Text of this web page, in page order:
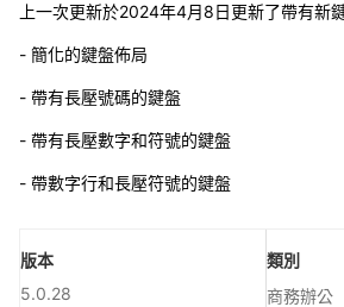
上一次更新於2024年4月8日更新了帶有新
- 簡化的鍵盤佈局
- 帶有長壓號碼的鍵盤
- 帶有長壓數字和符號的鍵盤
- 帶數字行和長壓符號的鍵盤
版本
5.0.28
類別
商務辦公